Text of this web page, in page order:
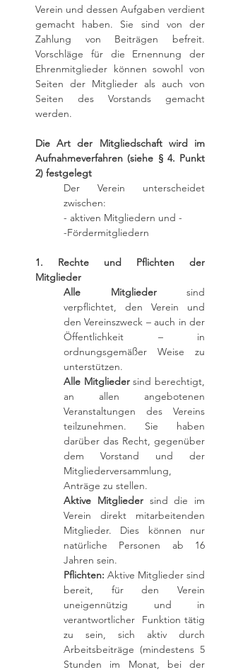
Verein und dessen Aufgaben verdient
gemacht haben. Sie sind von der
Zahlung von Beiträgen befreit.
Vorschläge für die Ernennung der
Ehrenmitglieder können sowohl von
Seiten der Mitglieder als auch von
Seiten des Vorstands gemacht
werden.
Die Art der Mitgliedschaft wird im
Aufnahmeverfahren (siehe § 4. Punkt
2) festgelegt
Der Verein unterscheidet
zwischen:
- aktiven Mitgliedern und -
-Fördermitgliedern
1. Rechte und Pflichten der
Mitglieder
Alle Mitgliedersind
verpflichtet, den Verein und
den Vereinszweck – auch in der
Öffentlichkeit – in
ordnungsgemäßer Weise zu
unterstützen.
Alle Mitgliedersind berechtigt,
an allen angebotenen
Veranstaltungen des Vereins
teilzunehmen. Sie haben
darüber das Recht, gegenüber
dem Vorstand und der
Mitgliederversammlung,
Anträge zu stellen.
Aktive Mitglieder sind die im
Verein direkt mitarbeitenden
Mitglieder. Dies können nur
natürliche Personen ab 16
Jahren sein.
Pflichten: Aktive Mitglieder sind
bereit, für den Verein
uneigennützig und in
verantwortlicher Funktion tätig
zu sein, sich aktiv durch
Arbeitsbeiträge (mindestens 5
Stunden im Monat, bei der